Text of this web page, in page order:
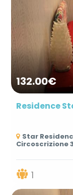
132.00€
Residence
Star
Circoscrizione
1